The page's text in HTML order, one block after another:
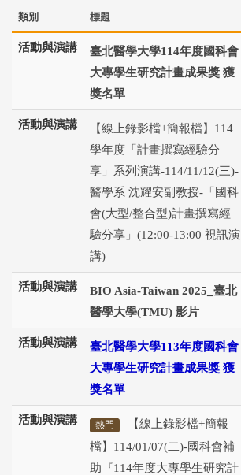
類別 標題
活動與演講
臺北醫學大學114年度國科會
大專學生研究計畫成果獎 獲
獎名單
活動與演講
【線上錄影檔+簡報檔】114
學年度「計畫撰寫經驗分
享」系列演講-114/11/12(三)-
醫學系 沈耀安副教授-「國科
會(大型/整合型)計畫撰寫經
驗分享」(12:00-13:00 視訊演
講)
活動與演講
BIO Asia-Taiwan 2025_臺北
醫學大學(TMU) 影片
活動與演講
臺北醫學大學113年度國科會
大專學生研究計畫成果獎 獲
獎名單
活動與演講 熱門
【線上錄影檔+簡報
檔】114/01/07(二)-國科會補
助『114年度大專學生研究計